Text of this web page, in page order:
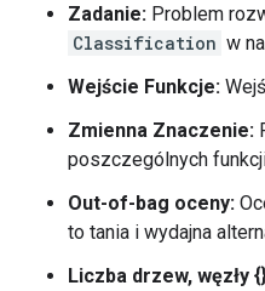
Zadanie: Problem
Classification w
Wejście Funkcje:
Zmienna Znaczenie:
poszczególnych
Out-of-bag oceny:
to tania i wydajna
Liczba drzew, węzły